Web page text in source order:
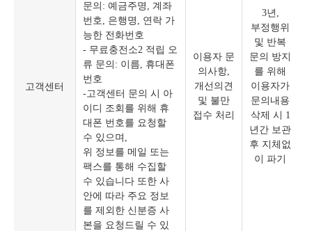
고객센터
문의: 예금주명, 계좌
번호, 은행명, 연락 가
능한 전화번호
- 무료충전소2 적립 오
류 문의: 이름, 휴대폰
번호
-고객센터 문의 시 아
이디 조회를 위해 휴
대폰 번호를 요청할
수 있으며,
위 정보를 메일 또는
팩스를 통해 수집할
수 있습니다 또한 사
안에 따라 주요 정보
를 제외한 신분증 사
본을 요청드릴 수 있
이용자 문
의사항,
개선의견
및 불만
접수 처리
3년,
부정행위
및 반복
문의 방지
를 위해
이용자가
문의내용
삭제 시 1
년간 보관
후 지체없
이 파기